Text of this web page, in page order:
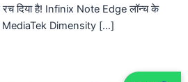
रच दिया है! Infinix Note Edge लॉन्च के
MediaTek Dimensity […]